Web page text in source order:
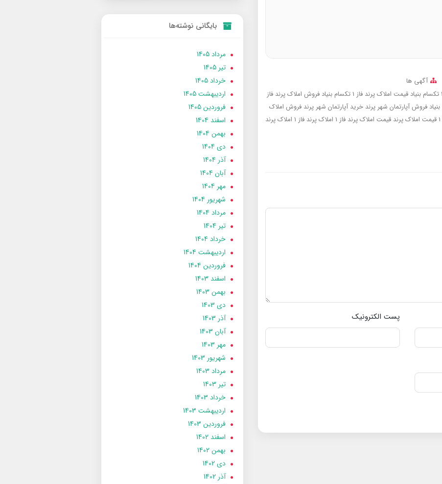
آگهی ها
قیمت املاک پرند فاز 1 تکسام بنیاد
فروش املاک پرند فاز
فروش آپارتمان شهر پرند خرید آپارتمان شهر پرند فروش املاک
قیمت املاک پرند قیمت املاک پرند فاز 1 املاک پرند فاز 1 املاک پرند
پست الکترونیک
بایگانی نوشته‌ها
مرداد 1405
تير 1405
خرداد 1405
ارديبهشت 1405
فروردین 1405
اسفند 1404
بهمن 1404
دی 1404
آذر 1404
آبان 1404
مهر 1404
شهریور 1404
مرداد 1404
تير 1404
خرداد 1404
ارديبهشت 1404
فروردین 1404
اسفند 1403
بهمن 1403
دی 1403
آذر 1403
آبان 1403
مهر 1403
شهریور 1403
مرداد 1403
تير 1403
خرداد 1403
ارديبهشت 1403
فروردین 1403
اسفند 1402
بهمن 1402
دی 1402
آذر 1402